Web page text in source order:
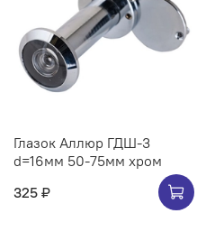
Глазок Аллюр ГДШ-3
d=16мм 50-75мм хром
325 ₽